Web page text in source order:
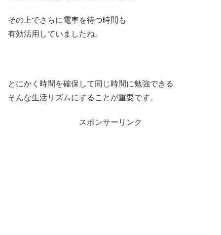
その上でさらに電車を待つ時間も
有効活用していましたね。
とにかく時間を確保して同じ時間に勉強できる
そんな生活リズムにすることが重要です。
スポンサーリンク